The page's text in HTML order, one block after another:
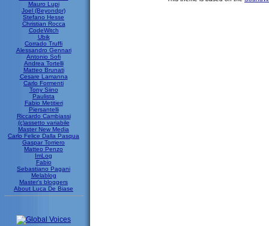
Mauro Lupi
Joel (Beyondpr)
Stefano Hesse
Christian Rocca
CodeWitch
Ubik
Corrado Truffi
Alessandro Gennari
Antonio Sofi
Andrea Tortelli
Matteo Brunati
Cesare Lamanna
Carlo Formenti
Tony Siino
Paulista
Fabio Metitieri
Piersantelli
Riccardo Cambiassi
(c)assetto variabile
Master New Media
Carlo Felice Dalla Pasqua
Gaspar Torriero
Matteo Penzo
ImLog
Fabio
Sebastiano Pagani
Melablog
Master's bloggers
About Luca De Biase